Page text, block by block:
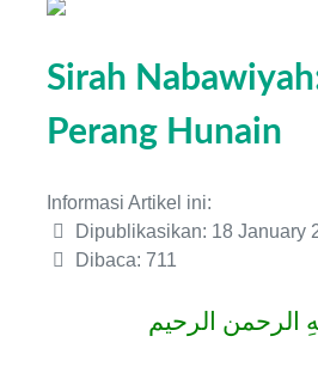
Sirah
Perang Hunain
Informasi Artikel ini:
Dipublikasikan: 18 January
Dibaca: 711
الرحمن الرحيم